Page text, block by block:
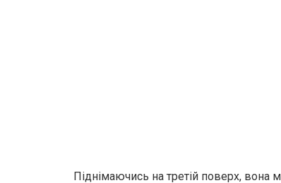
Піднімаючись на третій поверх,